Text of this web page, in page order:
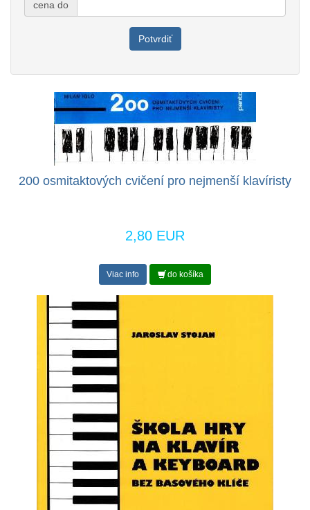
cena do
Potvrdiť
200 osmitaktových cvičení pro nejmenší klavíristy
2,80 EUR
Viac info do košíka